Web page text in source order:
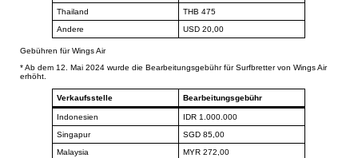
Thailand
THB 475
Andere
USD 20,00
Gebühren für Wings Air
* Ab dem 12. Mai 2024 wurde die Bearbeitungsgebühr für Surfbretter von Wings Air
erhöht.
Verkaufsstelle Bearbeitungsgebühr
Indonesien
IDR 1.000.000
Singapur
SGD 85,00
Malaysia
MYR 272,00